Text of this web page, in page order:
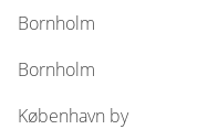
Bornholm
Bornholm
København by